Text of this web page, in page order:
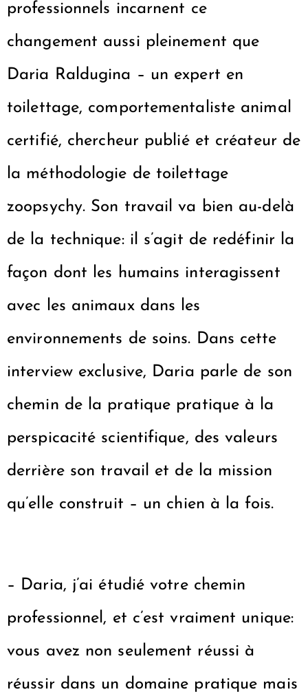
professionnels incarnent ce
changement aussi pleinement que
Daria Raldugina – un expert en
toilettage, comportementaliste animal
certifié, chercheur publié et créateur de
la méthodologie de toilettage
zoopsychy. Son travail va bien au-delà
de la technique: il s’agit de redéfinir la
façon dont les humains interagissent
avec les animaux dans les
environnements de soins. Dans cette
interview exclusive, Daria parle de son
chemin de la pratique pratique à la
perspicacité scientifique, des valeurs
derrière son travail et de la mission
qu’elle construit – un chien à la fois.
– Daria, j’ai étudié votre chemin
professionnel, et c’est vraiment unique:
vous avez non seulement réussi à
réussir dans un domaine pratique mais